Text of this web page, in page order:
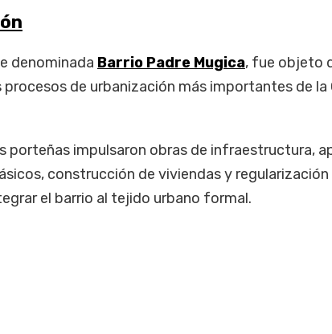
denominada Barrio Padre Mugica, fue objeto
de urbanización más importantes de la
porteñas impulsaron obras de infraestructura,
construcción de viviendas y regularización
el barrio al tejido urbano formal.